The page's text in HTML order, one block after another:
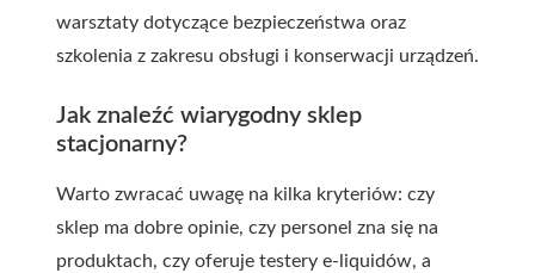
warsztaty dotyczące bezpieczeństwa oraz
szkolenia z zakresu obsługi i konserwacji urządzeń.
Jak znaleźć wiarygodny sklep
stacjonarny?
Warto zwracać uwagę na kilka kryteriów: czy
sklep ma dobre opinie, czy personel zna się na
produktach, czy oferuje testery e-liquidów, a